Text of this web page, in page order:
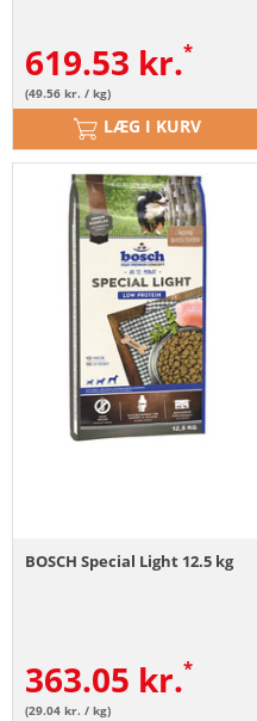
619.53 kr.
(49.56 kr. / kg)
LÆG I KURV
BOSCH Special Light 12.5 kg
363.05 kr.
(29.04 kr. / kg)